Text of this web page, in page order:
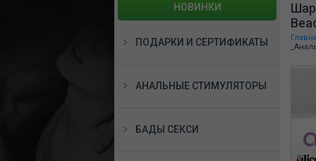
НОВИНКИ
ПОДАРКИ И СЕРТИФИКАТЫ
АНАЛЬНЫЕ СТИМУЛЯТОРЫ
БАДЫ СЕКСИ